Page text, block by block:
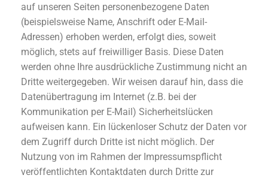
auf unseren Seiten personenbezogene Daten
(beispielsweise Name, Anschrift oder E-Mail-
Adressen) erhoben werden, erfolgt dies, soweit
möglich, stets auf freiwilliger Basis. Diese Daten
werden ohne Ihre ausdrückliche Zustimmung nicht an
Dritte weitergegeben. Wir weisen darauf hin, dass die
Datenübertragung im Internet (z.B. bei der
Kommunikation per E-Mail) Sicherheitslücken
aufweisen kann. Ein lückenloser Schutz der Daten vor
dem Zugriff durch Dritte ist nicht möglich. Der
Nutzung von im Rahmen der Impressumspflicht
veröffentlichten Kontaktdaten durch Dritte zur